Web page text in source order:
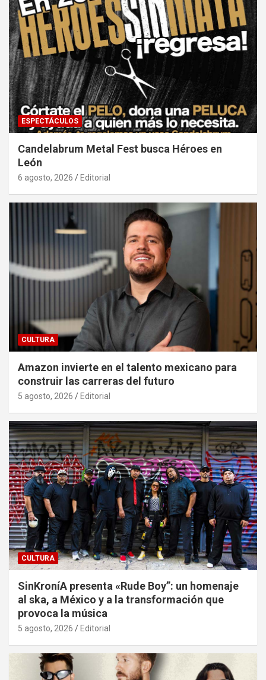
ESPECTÁCULOS
Candelabrum Metal Fest busca Héroes en
León
6 agosto, 2026 Editorial
CULTURA
Amazon invierte en el talento mexicano para
construir las carreras del futuro
5 agosto, 2026 Editorial
CULTURA
SinKroníA presenta «Rude Boy”: un homenaje
al ska, a México y a la transformación que
provoca la música
5 agosto, 2026 Editorial